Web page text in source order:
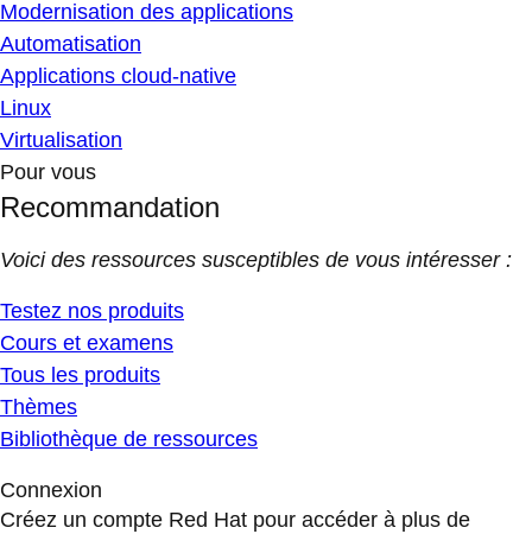
Modernisation des applications
Automatisation
Applications cloud-native
Linux
Virtualisation
Pour vous
Recommandation
Voici des ressources susceptibles de vous intéresser :
Testez nos produits
Cours et examens
Tous les produits
Thèmes
Bibliothèque de ressources
Connexion
Créez un compte Red Hat pour accéder à plus de